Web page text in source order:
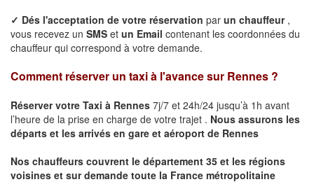
✓ Dés l'acceptation de votre réservation par un chauffeur ,
vous recevez un SMS et un Email contenant les coordonnées du
chauffeur qui correspond à votre demande.
Comment réserver un taxi à l'avance sur Rennes ?
Réserver votre Taxi à Rennes 7j/7 et 24h/24 jusqu’à 1h avant
l’heure de la prise en charge de votre trajet . Nous assurons les
départs et les arrivés en gare et aéroport de Rennes
Nos chauffeurs couvrent le département 35 et les régions
voisines et sur demande toute la France métropolitaine